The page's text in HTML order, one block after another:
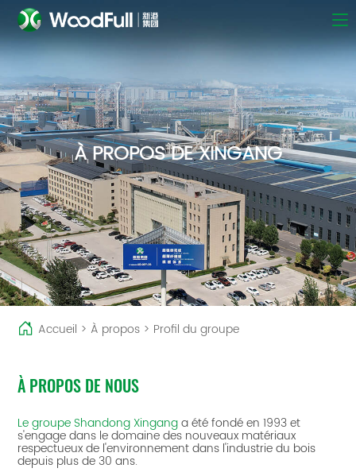
À PROPOS DE XINGANG
Accueil > À propos> Profil du groupe
À PROPOS DE NOUS
Le groupe Shandong Xinganga été fondé en 1993 et ​​
s'engage dans le domaine des nouveaux matériaux
respectueux de l'environnement dans l'industrie du bois
depuis plus de 30 ans.